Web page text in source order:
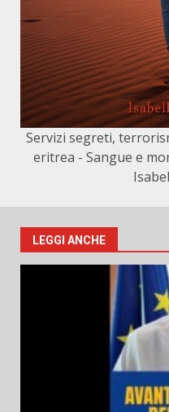
Servizi segreti,
eritrea - Sangue e
LEGGI ANCHE